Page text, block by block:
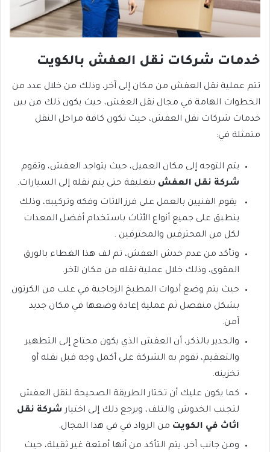
خدمات شركات نقل العفش بالكويت
تتم عملية نقل العفش من مكان إلى آخر، وذلك من خلال عدد من
الخطوات الهامة في مجال نقل العفش، حيث يكون ذلك من بين
خدمات شركات نقل العفش، حيث تكون كافة مراحل النقل
متمثلة في:
يتم التوجه إلى مكان العميل، حيث يتواجد العفش، وتقوم
شركة نقل العفش بتغليفة حتى يتم نقله إلى السيارات.
يقوم الفنيين بالعمل على فرز الاثاث وفكه وتركيبه، وذلك
ينطبق على جميع أنواع الأثاث باستخدام أفضل المعدات
لكل من المحترفين والمحترفين .
وتأكد من عدم خدش العفش، ثم لف هذا الغطاء بالورق
المقوى، وذلك خلال عملية نقله من مكان لآخر.
حيث يتم وضع أدوات المطبخ الزجاجية في علب من الكرتون
بشكل منفصل ثم عملية إعادة وضعها في مكان جديد
آمن.
والجدير بالذكر، أن العفش الذي يكون محتاج إلى التطهير
والتعقيم، تقوم به الشركة على أكمل وجه قبل نقله أو
تخزينه.
كما يكون عليك أن تختار الطريقة الصحيحة لنقل العفش
لتجنب الخدوش والتلف، ويرجع ذلك إلى اختيار شركة نقل
اثاث في الكويت من الرواد في في هذا المجال.
ومن جانب آخر، يتم التأكد من أنها أمتعة غير ثقيلة، حيث